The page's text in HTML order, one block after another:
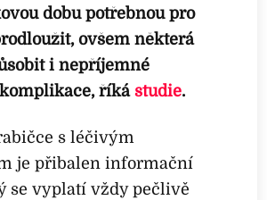
dobu potřebnou pro
ovšem některá
i nepříjemné
říkástudie.
s léčivým
je přibalen informační
se vyplatí vždy pečlivě